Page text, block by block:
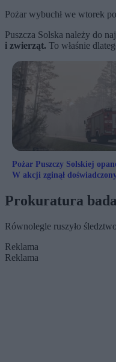
Pożar wybuchł we wtorek po
Puszcza Solska należy do
i zwierząt. To właśnie
Pożar Puszczy Solskiej
W akcji zginął
Prokuratura
Równolegle ruszyło
Reklama
Reklama